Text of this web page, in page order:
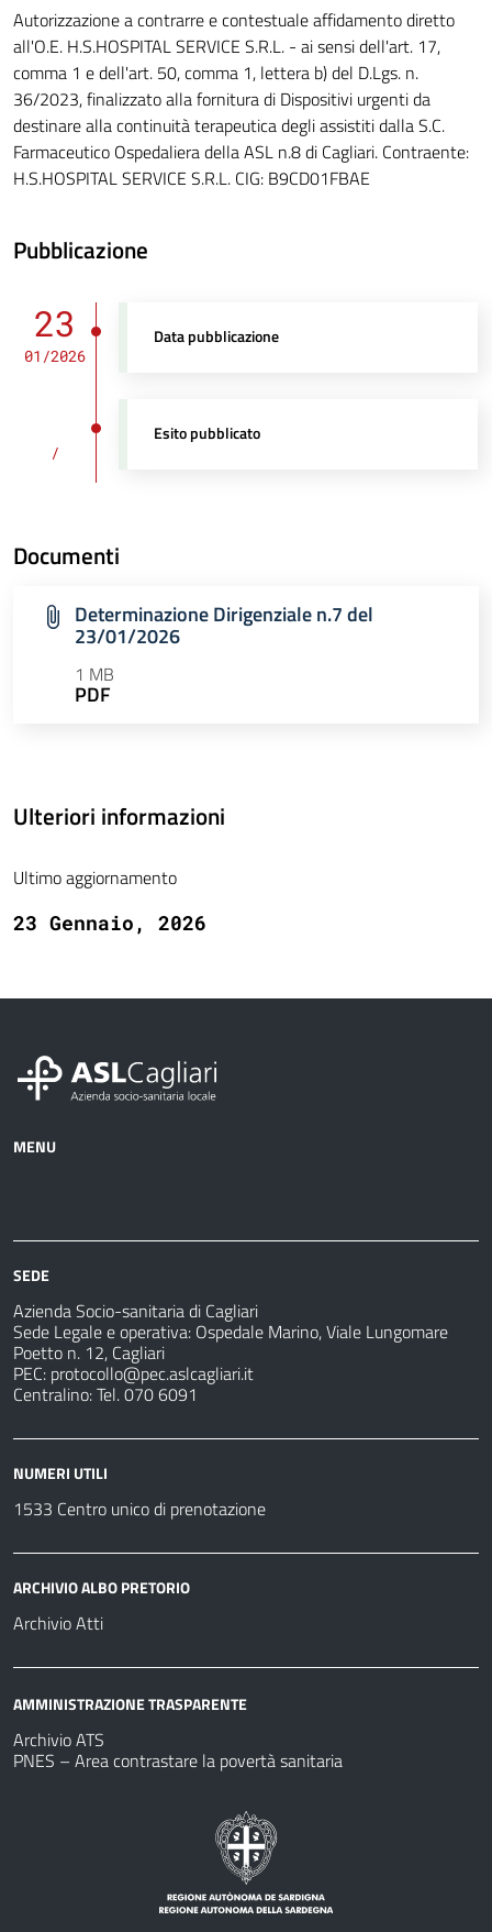
Autorizzazione a contrarre e contestuale affidamento diretto
all'O.E. H.S.HOSPITAL SERVICE S.R.L. - ai sensi dell'art. 17,
comma 1 e dell'art. 50, comma 1, lettera b) del D.Lgs. n.
36/2023, finalizzato alla fornitura di Dispositivi urgenti da
destinare alla continuità terapeutica degli assistiti dalla S.C.
Farmaceutico Ospedaliera della ASL n.8 di Cagliari. Contraente:
H.S.HOSPITAL SERVICE S.R.L. CIG: B9CD01FBAE
Pubblicazione
23
01/2026
Data pubblicazione
/
Esito pubblicato
Documenti
Determinazione Dirigenziale n.7 del
23/01/2026
1 MB
PDF
Ulteriori informazioni
Ultimo aggiornamento
23 Gennaio, 2026
MENU
sanitarie
fare
SEDE
Azienda Socio-sanitaria di Cagliari
Sede Legale e operativa: Ospedale Marino, Viale Lungomare
Poetto n. 12, Cagliari
PEC: protocollo@pec.aslcagliari.it
Centralino: Tel. 070 6091
NUMERI UTILI
1533 Centro unico di prenotazione
ARCHIVIO ALBO PRETORIO
Archivio Atti
AMMINISTRAZIONE TRASPARENTE
Archivio ATS
PNES – Area contrastare la povertà sanitaria